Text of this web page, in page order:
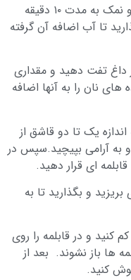
کلم برگ ها را جدا کرده و در آب جوش و نمک به مدت ۱۰ دقیقه
تا آب اضافه آن گرفته
تفت دهید و مقداری
نان را به آنها اضافه
یک تا دو قاشق از
به آرامی بپیچید.سپس در
ای قرار دهید.
و بگذارید تا به
و در قابلمه را روی
ها باز نشوند. بعد از
کنید.